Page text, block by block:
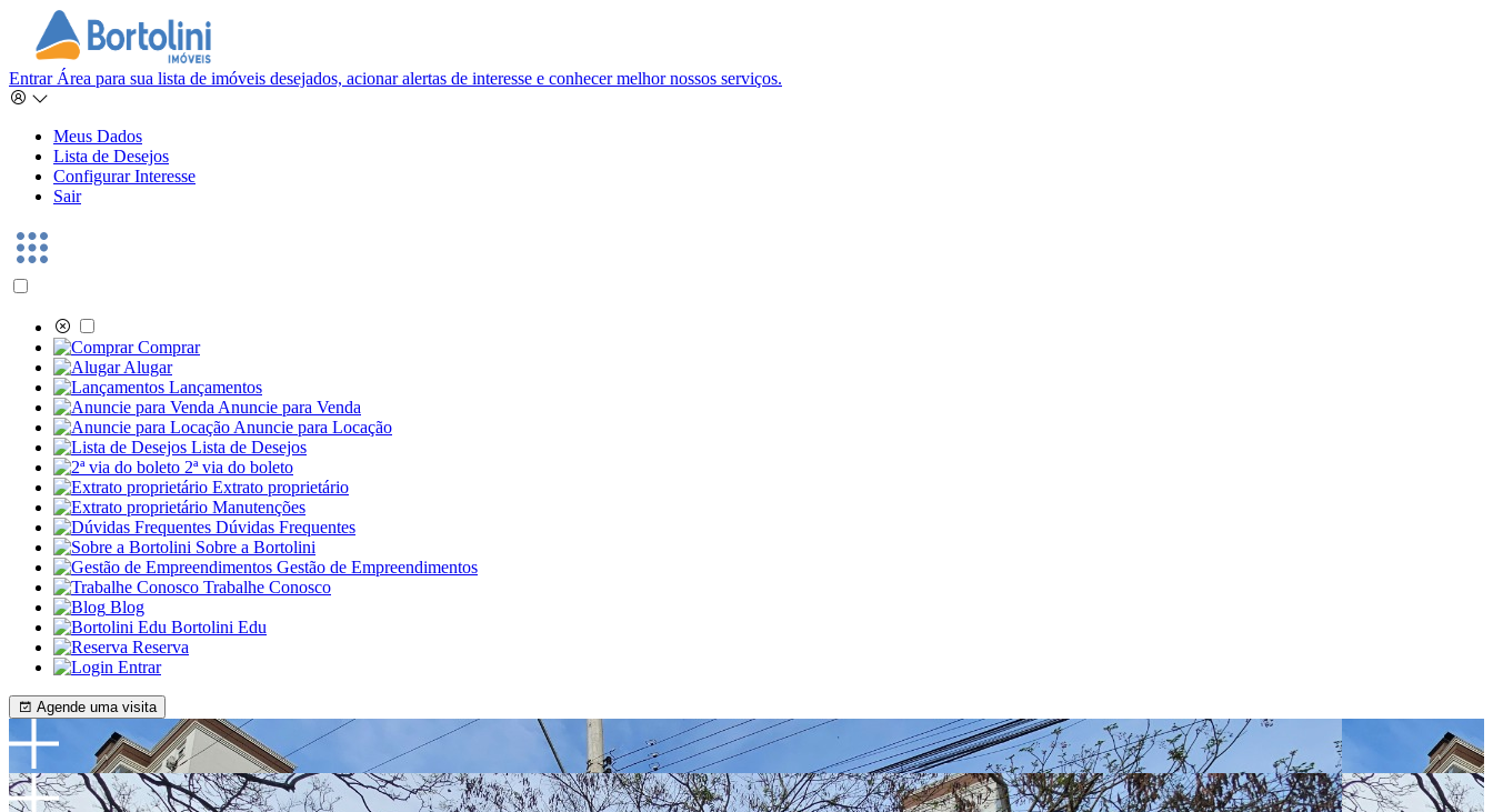
Entrar Área para sua lista de imóveis desejados, acionar alertas de interesse e conhecer melhor nossos serviços.
Meus Dados
Lista de Desejos
Configurar Interesse
Sair
Comprar
Alugar
Lançamentos
Anuncie para Venda
Anuncie para Locação
Lista de Desejos
2ª via do boleto
Extrato proprietário
Manutenções
Dúvidas Frequentes
Sobre a Bortolini
Gestão de Empreendimentos
Trabalhe Conosco
Blog
Bortolini Edu
Reserva
Entrar
Agende uma visita